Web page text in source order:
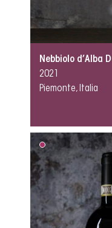
Nebbiolo d’Alba
2021
Piemonte, Italia